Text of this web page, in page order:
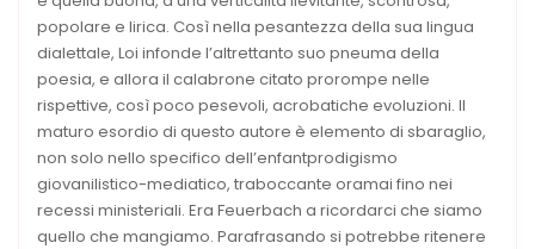
popolare e lirica. Così nella pesantezza della sua lingua
dialettale, Loi infonde l’altrettanto suo pneuma della
poesia, e allora il calabrone citato prorompe nelle
rispettive, così poco pesevoli, acrobatiche evoluzioni. Il
maturo esordio di questo autore è elemento di sbaraglio,
non solo nello specifico dell’enfantprodigismo
giovanilistico-mediatico, traboccante oramai fino nei
recessi ministeriali. Era Feuerbach a ricordarci che siamo
quello che mangiamo. Parafrasando si potrebbe ritenere